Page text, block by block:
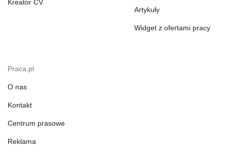
Kreator CV
Artykuły
Widget z ofertami pracy
Praca.pl
O nas
Kontakt
Centrum prasowe
Reklama